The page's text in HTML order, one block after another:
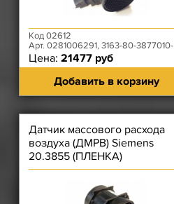
Код 02612
Арт. 0281006291, 3163-80-3877010-00
Цена: 21477 руб
Добавить в корзину
Датчик массового расхода
воздуха (ДМРВ) Siemens
20.3855 (ПЛЕНКА)